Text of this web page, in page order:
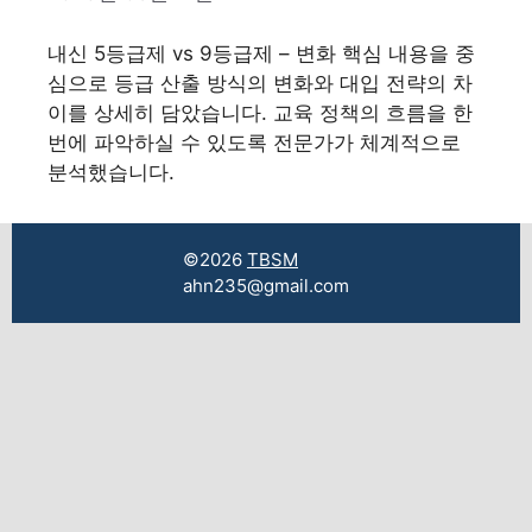
내신 5등급제 vs 9등급제 – 변화 핵심 내용을 중
심으로 등급 산출 방식의 변화와 대입 전략의 차
이를 상세히 담았습니다. 교육 정책의 흐름을 한
번에 파악하실 수 있도록 전문가가 체계적으로
분석했습니다.
©2026 TBSM
ahn235@gmail.com